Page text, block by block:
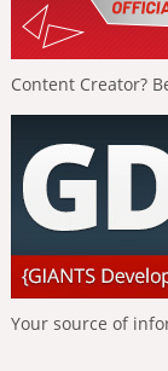
Content Creator?
Your source of